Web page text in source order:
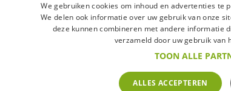
Wettelijke
We gebruiken cookies om inhoud en advertenties te
We delen ook informatie over uw gebruik van onze
deze kunnen combineren met andere informatie
verzameld door uw gebruik van
TOON ALLE
ALLES ACCEPTEREN